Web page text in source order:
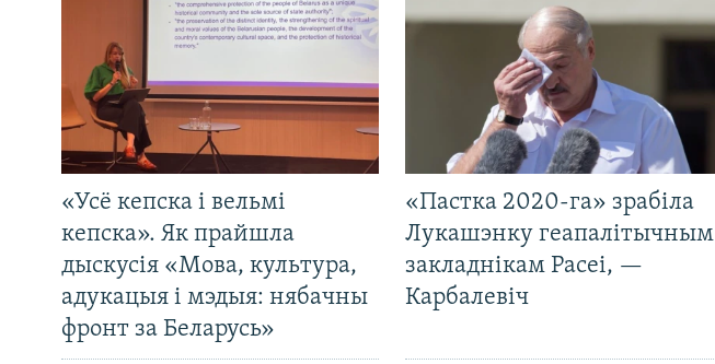
«Усё кепска і вельмі
кепска». Як прайшла
дыскусія «Мова, культура,
адукацыя і мэдыя: нябачны
фронт за Беларусь»
«Пастка 2020-га» зрабіла
Лукашэнку геапалітычным
закладнікам Расеі, —
Карбалевіч